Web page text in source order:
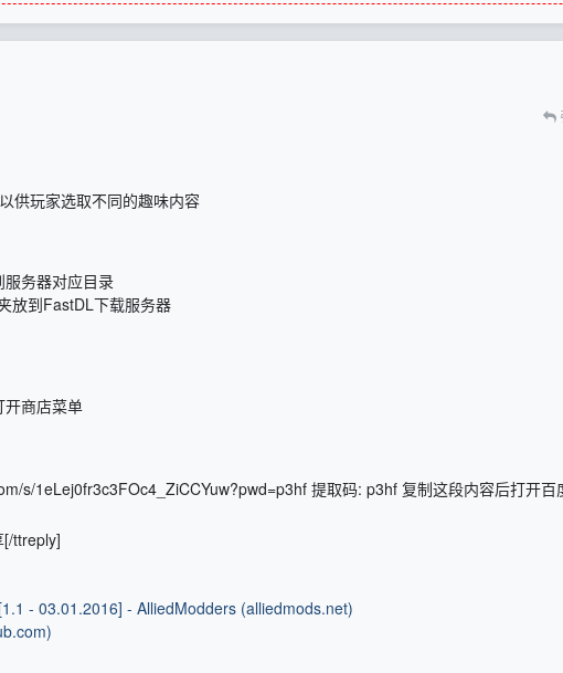
供玩家选取不同的趣味内容
务器对应目录
放到FastDL下载服务器
开商店菜单
s/1eLej0fr3c3FOc4_ZiCCYuw?pwd=p3hf 提取码: p3hf 复制这段内容后打开百
ttreply]
- 03.01.2016] - AlliedModders (alliedmods.net)